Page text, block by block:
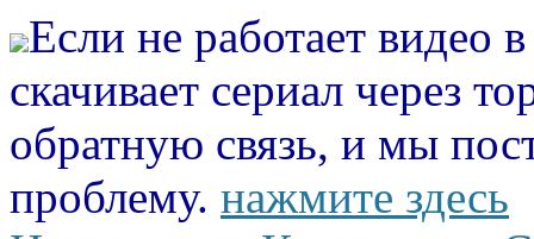
Если не работает видео
скачивает сериал через
обратную связь, и мы
проблему. нажмите здесь